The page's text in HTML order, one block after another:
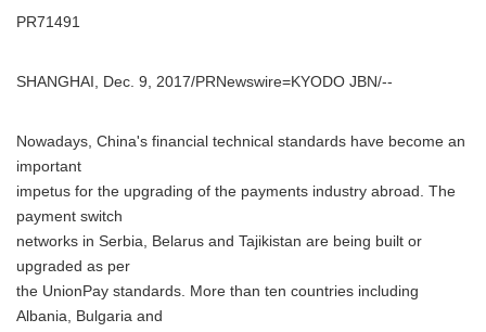
PR71491
SHANGHAI, Dec. 9, 2017/PRNewswire=KYODO JBN/--
Nowadays, China's financial technical standards have become an
important
impetus for the upgrading of the payments industry abroad. The
payment switch
networks in Serbia, Belarus and Tajikistan are being built or
upgraded as per
the UnionPay standards. More than ten countries including
Albania, Bulgaria and